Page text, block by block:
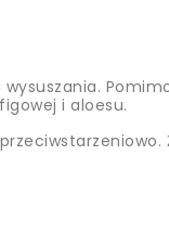
i aloesu.